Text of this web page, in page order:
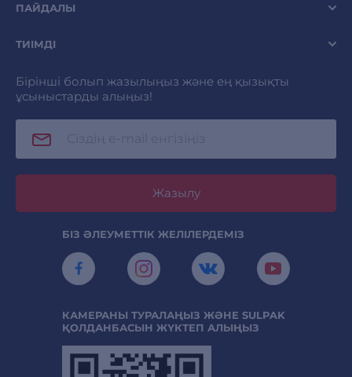
ПАЙДАЛЫ
ТИІМДІ
Бірінші болып жазылыңыз және ең қызықты
ұсыныстарды алыңыз!
Жазылу
БІЗ ӘЛЕУМЕТТІК ЖЕЛІЛЕРДЕМІЗ
КАМЕРАНЫ ТУРАЛАҢЫЗ ЖӘНЕ SULPAK
ҚОЛДАНБАСЫН ЖҮКТЕП АЛЫҢЫЗ